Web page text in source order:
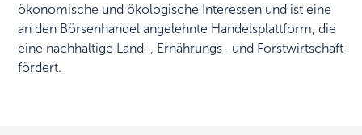
ökonomische und ökologische Interessen und ist eine
an den Börsenhandel angelehnte Handelsplattform, die
eine nachhaltige Land-, Ernährungs- und Forstwirtschaft
fördert.